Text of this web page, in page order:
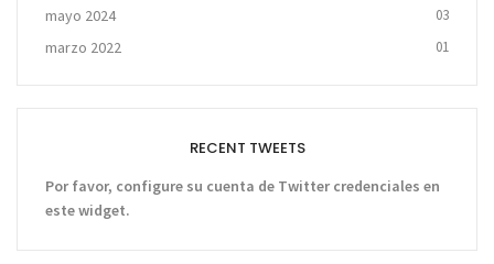
mayo 2024 03
marzo 2022 01
RECENT TWEETS
Por favor, configure su cuenta de Twitter credenciales en
este widget.